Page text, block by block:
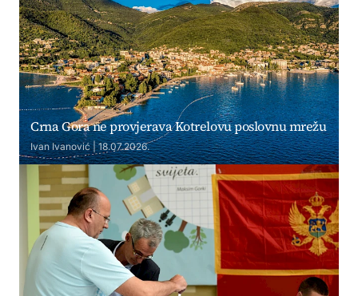
Crna Gora ne provjerava Kotrelovu poslovnu mrežu
Ivan Ivanović | 18.07.2026.